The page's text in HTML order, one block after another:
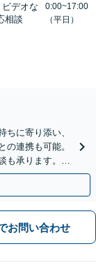
ビデオな
相談
0:00~17:00
（平日）
ちに寄り添い、
連携も可能。
も承ります。
お問い合わせ